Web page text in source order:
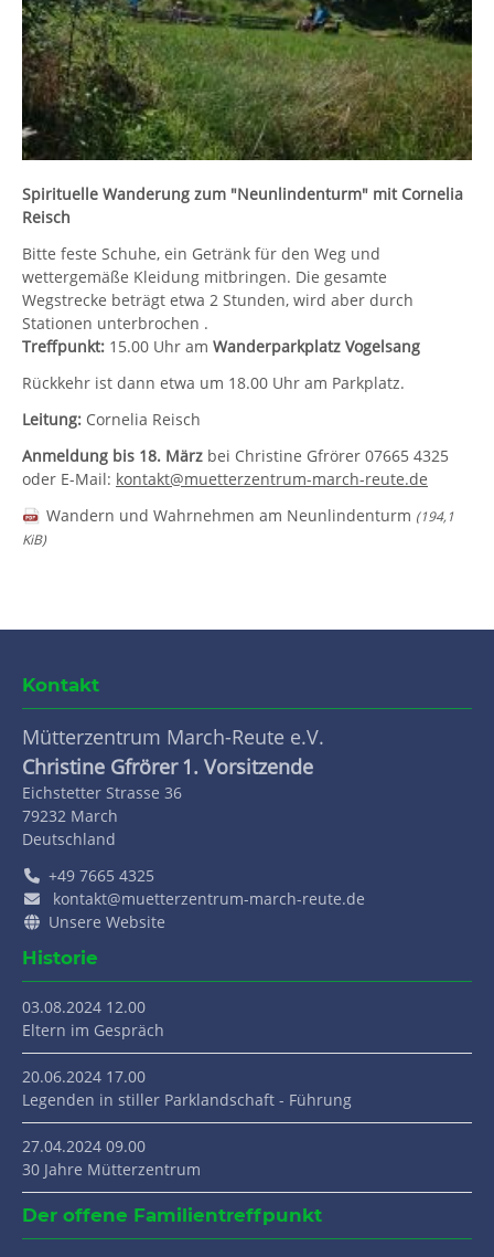
Spirituelle Wanderung zum "Neunlindenturm" mit Cornelia
Reisch
Bitte feste Schuhe, ein Getränk für den Weg und
wettergemäße Kleidung mitbringen. Die gesamte
Wegstrecke beträgt etwa 2 Stunden, wird aber durch
Stationen unterbrochen .
Treffpunkt: 15.00 Uhr am Wanderparkplatz Vogelsang
Rückkehr ist dann etwa um 18.00 Uhr am Parkplatz.
Leitung: Cornelia Reisch
Anmeldung bis 18. März bei Christine Gfrörer 07665 4325
oder E-Mail: kontakt@muetterzentrum-march-reute.de
Wandern und Wahrnehmen am Neunlindenturm (194,1
KiB)
Kontakt
Mütterzentrum March-Reute e.V.
Christine Gfrörer 1. Vorsitzende
Eichstetter Strasse 36
79232 March
Deutschland
+49 7665 4325
kontakt@muetterzentrum-march-reute.de
Unsere Website
Historie
03.08.2024 12.00
Eltern im Gespräch
20.06.2024 17.00
Legenden in stiller Parklandschaft - Führung
27.04.2024 09.00
30 Jahre Mütterzentrum
Der offene Familientreffpunkt